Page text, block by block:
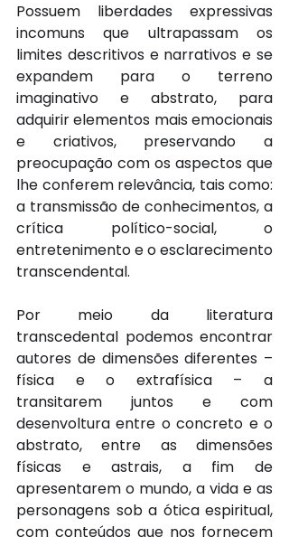
Possuem liberdades expressivas
incomuns que ultrapassam os
limites descritivos e narrativos e se
expandem para o terreno
imaginativo e abstrato, para
adquirir elementos mais emocionais
e criativos, preservando a
preocupação com os aspectos que
lhe conferem relevância, tais como:
a transmissão de conhecimentos, a
crítica político-social, o
entretenimento e o esclarecimento
transcendental.
Por meio da literatura
transcedental podemos encontrar
autores de dimensões diferentes –
física e o extrafísica – a
transitarem juntos e com
desenvoltura entre o concreto e o
abstrato, entre as dimensões
físicas e astrais, a fim de
apresentarem o mundo, a vida e as
personagens sob a ótica espiritual,
com conteúdos que nos fornecem